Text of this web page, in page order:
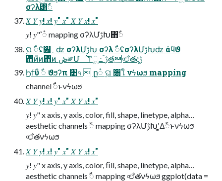
σʔλ͸ࣸ૾
𝑋 𝑌 𝑦! 𝑥! 𝑦" 𝑥" 𝑋 𝑌 𝑥! 𝑥"
𝑦! 𝑦" ࣸ૾ mapping σʔλՄࢹԽ΋ࣸ૾
࣮ଘ ࣸ૾ʢ؍࡯ʣ σʔλՄࢹԽ σʔλ ࣸ૾ʢσʔλՄࢹԽʣ άϥϑ
΋ͷͦͷ΋ͷ ڞ༗Մೳͳූ߸ ࢹ֮త৹ඒతදݱ
Ϧϯΰ ࣸ૾ ϑϧʔπ ੺৭  ը૾ ࣮ଘ ৘ใ νϟωϧ mapping
channel ࣸ૾ͱνϟωϧ
𝑋 𝑌 𝑦! 𝑥! 𝑦" 𝑥" 𝑋 𝑌 𝑥! 𝑥"
𝑦! 𝑦" x axis, y axis, color, fill, shape, linetype, alpha…
aesthetic channels ࣸ૾ mapping σʔλՄࢹԽʹ͓͚Δࣸ૾ͱνϟωϧ
৹ඒతνϟωϧ
𝑋 𝑌 𝑦! 𝑥! 𝑦" 𝑥" 𝑋 𝑌 𝑥! 𝑥"
𝑦! 𝑦" x axis, y axis, color, ﬁll, shape, linetype, alpha…
aesthetic channels ࣸ૾ mapping ৹ඒతνϟωϧ ggplot(data =